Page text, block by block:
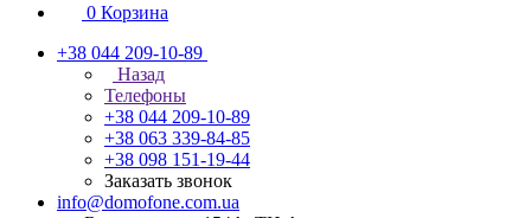
0 Корзина
+38 044 209-10-89
Назад
Телефоны
+38 044 209-10-89
+38 063 339-84-85
+38 098 151-19-44
Заказать звонок
info@domofone.com.ua